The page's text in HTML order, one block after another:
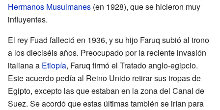
Hermanos Musulmanes (en 1928), que se hicieron muy
influyentes.
El rey Fuad falleció en 1936, y su hijo Faruq subió al trono
a los dieciséis años. Preocupado por la reciente invasión
italiana a Etiopía, Faruq firmó el Tratado anglo-egipcio.
Este acuerdo pedía al Reino Unido retirar sus tropas de
Egipto, excepto las que estaban en la zona del Canal de
Suez. Se acordó que estas últimas también se irían para